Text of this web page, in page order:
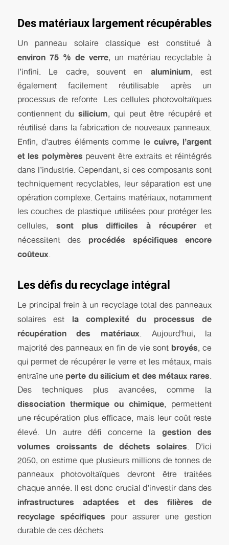
Des matériaux largement récupérables
Un panneau solaire classique est constitué à
environ 75 % de verre, un matériau recyclable à
l’infini. Le cadre, souvent en aluminium, est
également facilement réutilisable après un
processus de refonte. Les cellules photovoltaïques
contiennent dusilicium, qui peut être récupéré et
réutilisé dans la fabrication de nouveaux panneaux.
Enfin, d’autres éléments comme lecuivre, l’argent
et les polymères peuvent être extraits et réintégrés
dans l’industrie. Cependant, si ces composants sont
techniquement recyclables, leur séparation est une
opération complexe. Certains matériaux, notamment
les couches de plastique utilisées pour protéger les
cellules, sont plus difficiles à récupéreret
nécessitent des procédés spécifiques encore
coûteux.
Les défis du recyclage intégral
Le principal frein à un recyclage total des panneaux
solaires est la complexité du processus de
récupération des matériaux. Aujourd’hui, la
majorité des panneaux en fin de vie sont broyés, ce
qui permet de récupérer le verre et les métaux, mais
entraîne uneperte du silicium et des métaux rares.
Des techniques plus avancées, comme la
dissociation thermique ou chimique, permettent
une récupération plus efficace, mais leur coût reste
élevé. Un autre défi concerne la gestion des
volumes croissants de déchets solaires. D’ici
2050, on estime que plusieurs millions de tonnes de
panneaux photovoltaïques devront être traitées
chaque année. Il est donc crucial d’investir dans des
infrastructures adaptées et des filières de
recyclage spécifiques pour assurer une gestion
durable de ces déchets.